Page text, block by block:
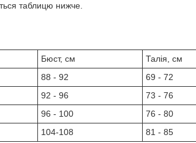
таблицю нижче.
Бюст, см Талія, см
88 - 92 69 - 72
92 - 96 73 - 76
96 - 100 76 - 80
104-108 81 - 85